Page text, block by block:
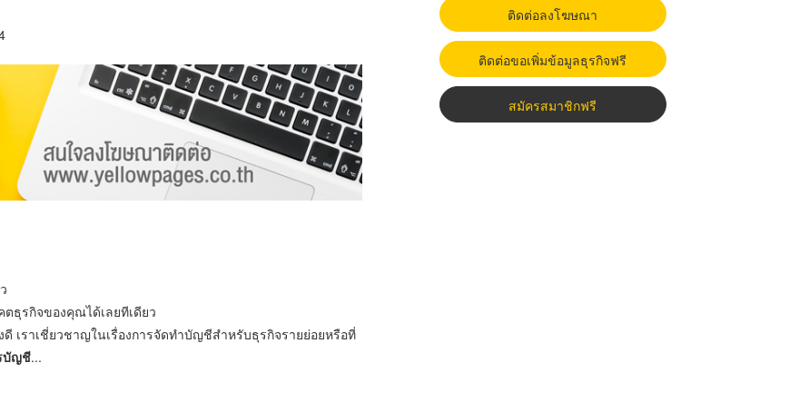
ธุรกิจของคุณได้เลยทีเดียว
ดี เราเชี่ยวชาญในเรื่องการจัดทำบัญชีสำหรับธุรกิจรายย่อยหรือที่
บัญชี...
ติดต่อลงโฆษณา
ติดต่อขอเพิ่มข้อมูลธุรกิจฟรี
สมัครสมาชิกฟรี